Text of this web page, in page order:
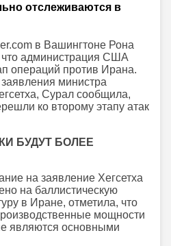
отслеживаются в
в Вашингтоне Рона
администрация США
операций против Ирана.
министра
Сурал сообщила,
ко второму этапу атак
БУДУТ БОЛЕЕ
на заявление Хегсетха
на баллистическую
в Иране, отметила, что
мощности
являются основными